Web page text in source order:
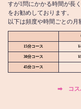
すが1問にかかる時間が長
をお勧めしております。
以下は頻度や時間ごとの月
15分コース
30分コース
45分コース
➡︎ コス